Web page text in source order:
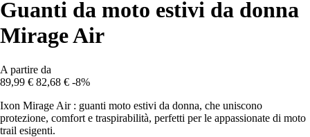
Guanti da moto estivi da donna
Mirage Air
A partire da
89,99 € 82,68 € -8%
Ixon Mirage Air : guanti moto estivi da donna, che uniscono
protezione, comfort e traspirabilità, perfetti per le appassionate di moto
trail esigenti.